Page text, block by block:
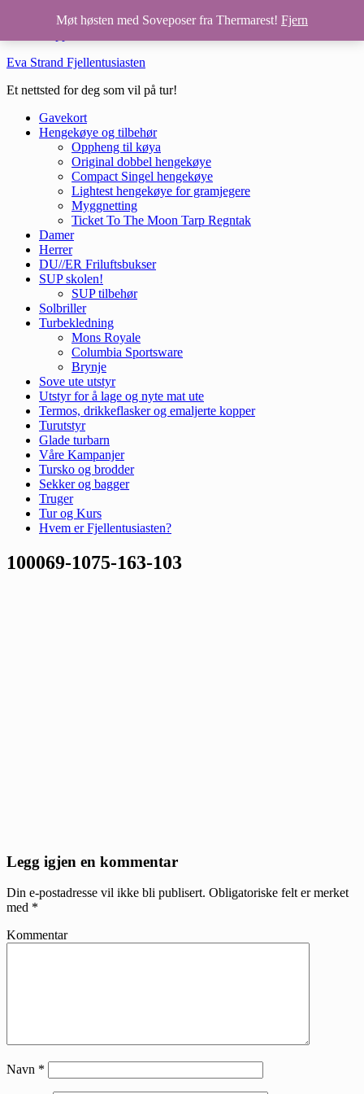
Hopp til hovedinnhold
Eva Strand Fjellentusiasten
Et nettsted for deg som vil på tur!
Gavekort
Hengekøye og tilbehør
Oppheng til køya
Original dobbel hengekøye
Compact Singel hengekøye
Lightest hengekøye for gramjegere
Myggnetting
Ticket To The Moon Tarp Regntak
Damer
Herrer
DU//ER Friluftsbukser
SUP skolen!
SUP tilbehør
Solbriller
Turbekledning
Mons Royale
Columbia Sportsware
Brynje
Sove ute utstyr
Utstyr for å lage og nyte mat ute
Termos, drikkeflasker og emaljerte kopper
Turutstyr
Glade turbarn
Våre Kampanjer
Tursko og brodder
Sekker og bagger
Truger
Tur og Kurs
Hvem er Fjellentusiasten?
100069-1075-163-103
Reader
Legg igjen en kommentar
Din e-postadresse vil ikke bli publisert. Obligatoriske felt er merket
med *
Kommentar
Navn *
Møt høsten med Soveposer fra Thermarest! Fjern